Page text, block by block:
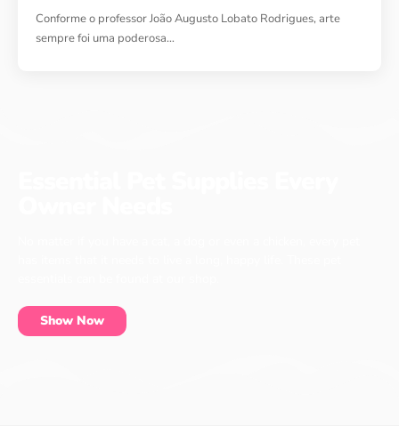
Conforme o professor João Augusto Lobato Rodrigues, arte
sempre foi uma poderosa…
Show Now